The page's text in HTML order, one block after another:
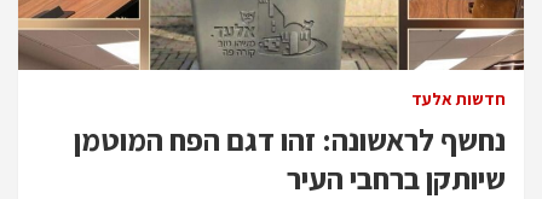
חדשות אלעד
נחשף לראשונה: זהו דגם הפח המוטמן
שיותקן ברחבי העיר